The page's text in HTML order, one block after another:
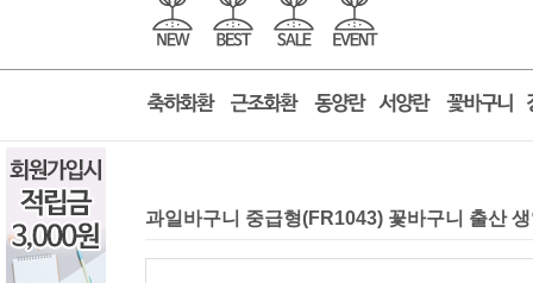
과일바구니 중급형(FR1043) 꽃바구니 출산